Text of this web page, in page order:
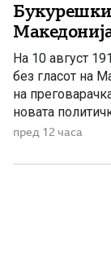
На 10 август
без гласот на
на
новата
договор
била поделена
пред 12 часа